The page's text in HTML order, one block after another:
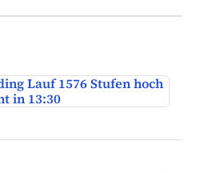
Lauf 1576 Stufen hoch
in 13:30